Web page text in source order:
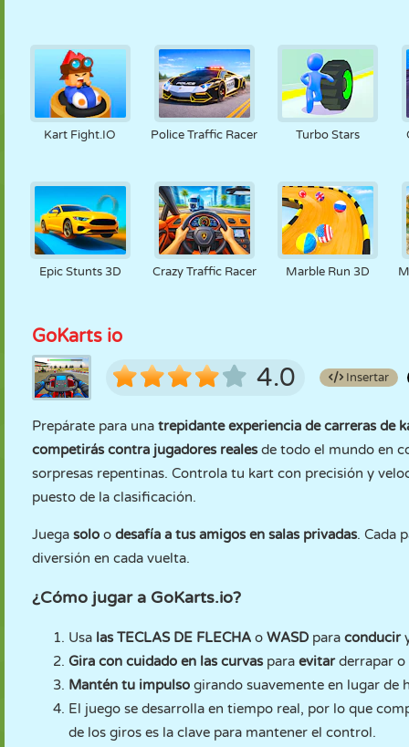
Kart Fight.IO Police Traffic Racer Turbo Stars
Epic Stunts 3D Crazy Traffic Racer Marble Run 3D
GoKarts io
4.0 Insertar
Prepárate para una trepidante experiencia de carreras de
competirás contra jugadores realesde todo el mundo en
sorpresas repentinas. Controla tu kart con precisión y
puesto de la clasificación.
Juega solo o desafía a tus amigos en salas privadas. Cada
diversión en cada vuelta.
¿Cómo jugar a GoKarts.io?
Usa las TECLAS DE FLECHA o WASD para conducir
Gira con cuidado en las curvaspara evitarderrapar o
Mantén tu impulso girando suavemente en lugar de
El juego se desarrolla en tiempo real, por lo que
de los giros es la clave para mantener el control.